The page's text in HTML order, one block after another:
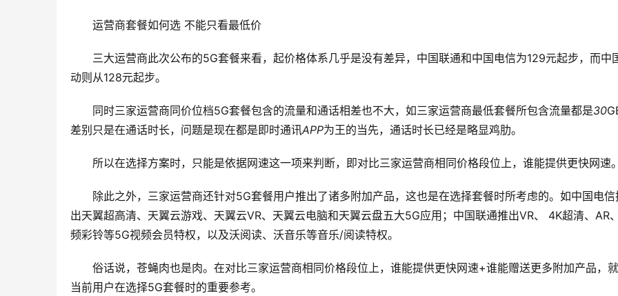
运营商套餐如何选 不能只看最低价
三大运营商此次公布的5G套餐来看，起价格体系几乎是没有差异，中国联通和中国电信为129元起步，而中
动则从128元起步。
同时三家运营商同价位档5G套餐包含的流量和通话相差也不大，如三家运营商最低套餐所包含流量都是30
差别只是在通话时长，问题是现在都是即时通讯APP为王的当先，通话时长已经是略显鸡肋。
所以在选择方案时，只能是依据网速这一项来判断，即对比三家运营商相同价格段位上，谁能提供更快网速。
除此之外，三家运营商还针对5G套餐用户推出了诸多附加产品，这也是在选择套餐时所考虑的。如中国电信
出天翼超高清、天翼云游戏、天翼云VR、天翼云电脑和天翼云盘五大5G应用；中国联通推出VR、 4K超清、AR
频彩铃等5G视频会员特权，以及沃阅读、沃音乐等音乐/阅读特权。
俗话说，苍蝇肉也是肉。在对比三家运营商相同价格段位上，谁能提供更快网速+谁能赠送更多附加产品，
当前用户在选择5G套餐时的重要参考。